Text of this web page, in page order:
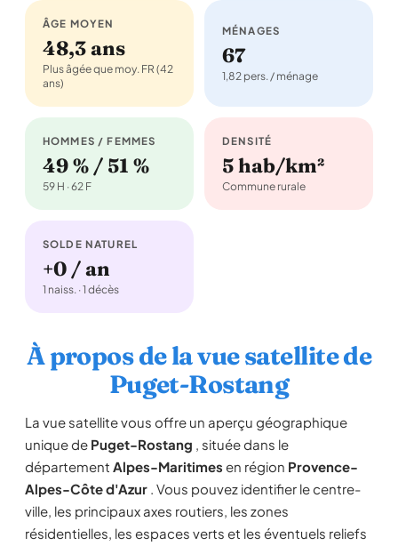
ÂGE MOYEN
48,3 ans
Plus âgée que moy. FR (42
ans)
MÉNAGES
67
1,82 pers. / ménage
HOMMES / FEMMES
49 % / 51 %
59 H · 62 F
DENSITÉ
5 hab/km²
Commune rurale
SOLDE NATUREL
+0 / an
1 naiss. · 1 décès
À propos de la vue satellite de
Puget-Rostang
La vue satellite vous offre un aperçu géographique
unique de Puget-Rostang , située dans le
département Alpes-Maritimes en région Provence-
Alpes-Côte d'Azur . Vous pouvez identifier le centre-
ville, les principaux axes routiers, les zones
résidentielles, les espaces verts et les éventuels reliefs